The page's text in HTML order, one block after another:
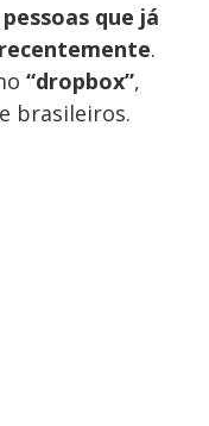
que já
.
“dropbox”,
brasileiros.